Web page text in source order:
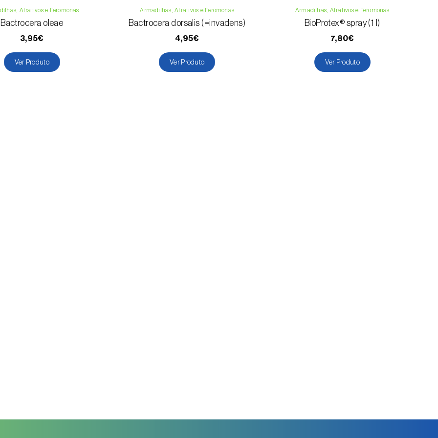
Atrativos e Feromonas
Bactrocera oleae
3,95€
Ver Produto
Armadilhas, Atrativos e Feromonas
Bactrocera dorsalis (=invadens)
4,95€
Ver Produto
Armadilhas, Atrativos e Feromonas
BioProtex® spray (1 l)
7,80€
Ver Produto